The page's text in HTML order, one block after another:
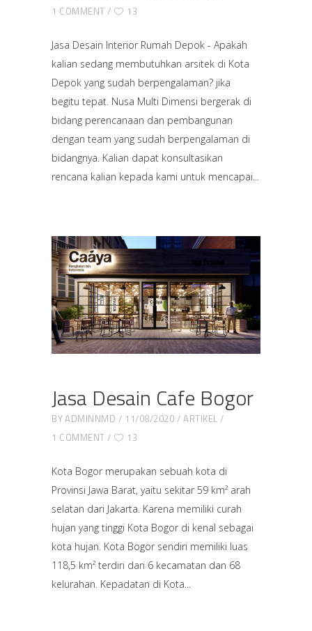
1 COMMENT
13
Jasa Desain Interior Rumah Depok - Apakah
kalian sedang membutuhkan arsitek di Kota
Depok yang sudah berpengalaman? jika
begitu tepat. Nusa Multi Dimensi bergerak di
bidang perencanaan dan pembangunan
dengan team yang sudah berpengalaman di
bidangnya. Kalian dapat konsultasikan
rencana kalian kepada kami untuk mencapai
Jasa Desain Cafe Bogor
BYADMINNMD 11/08/2020
ARTIKEL
1 COMMENT
13
Kota Bogor merupakan sebuah kota di
Provinsi Jawa Barat, yaitu sekitar 59 km² arah
selatan dari Jakarta. Karena memiliki curah
hujan yang tinggi Kota Bogor di kenal sebagai
kota hujan. Kota Bogor sendiri memiliki luas
118,5 km² terdiri dari 6 kecamatan dan 68
kelurahan. Kepadatan di Kota